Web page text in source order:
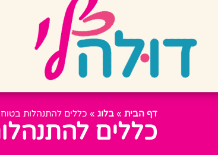
דף הבית » בלוג » כללים להתנהלות
כללים